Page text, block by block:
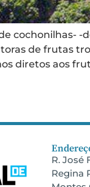
cochonilhas-
de frutas
diretos aos
R. José
Regina